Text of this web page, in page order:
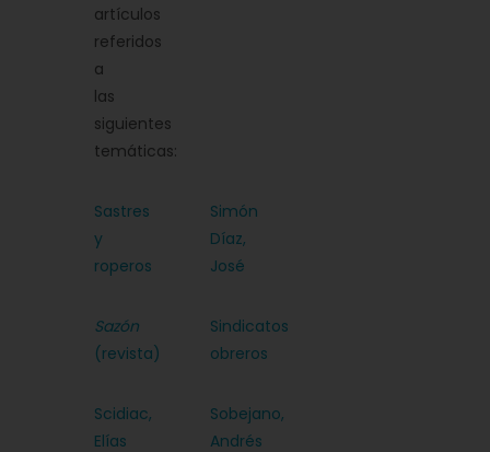
artículos
referidos
a
las
siguientes
temáticas:
Sastres
y
roperos
Sazón
(revista)
Scidiac,
Elías
Simón
Díaz,
José
Sindicatos
obreros
Sobejano,
Andrés